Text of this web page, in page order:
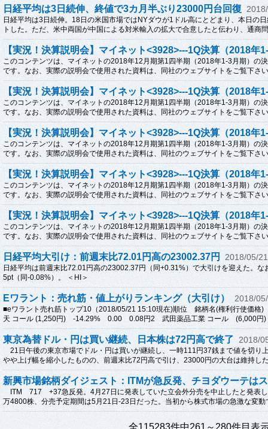
日経平均は3日続伸、終値で3カ月半ぶり23000円台回復
日経平均は3日続伸。18日の米国市場ではNYダウが1ドル高にとどまり、本日の
トした。ただ、米中両国が中国による対米輸入の拡大で合意したと伝わり、通商
【実況！決算説明会】マイネット<3928>---1Q決算（2018年
このコンテンツは、マイネットの2018年12月期第1四半期（2018年1-3月期）の
です。なお、実際の説明会で使用された資料は、同社のウェブサイトをご覧下さ
【実況！決算説明会】マイネット<3928>---1Q決算（2018年
このコンテンツは、マイネットの2018年12月期第1四半期（2018年1-3月期）の
です。なお、実際の説明会で使用された資料は、同社のウェブサイトをご覧下さ
【実況！決算説明会】マイネット<3928>---1Q決算（2018年
このコンテンツは、マイネットの2018年12月期第1四半期（2018年1-3月期）の
です。なお、実際の説明会で使用された資料は、同社のウェブサイトをご覧下さ
【実況！決算説明会】マイネット<3928>---1Q決算（2018年
このコンテンツは、マイネットの2018年12月期第1四半期（2018年1-3月期）の
です。なお、実際の説明会で使用された資料は、同社のウェブサイトをご覧下さ
【実況！決算説明会】マイネット<3928>---1Q決算（2018年
このコンテンツは、マイネットの2018年12月期第1四半期（2018年1-3月期）の
です。なお、実際の説明会で使用された資料は、同社のウェブサイトをご覧下さ
日経平均大引け：前週末比72.01円高の23002.37円 2018/05/21
日経平均は前週末比72.01円高の23002.37円（同+0.31%）で大引けを迎えた。
5pt（同-0.08%）。 ＜HI＞
Eワラント：売れ筋・値上がりランキング（大引け） 2018/
■eワラント売れ筋トップ10（2018/05/21 15:10現在)順位 銘柄名(権利行使
天 コール (1,250円) -14.29% 0.00 0.08円2 武田薬品工業 コール (6,000
東京為替ドル・円は買い継続、日本株は72円高で終了 2018/
21日午後の東京市場でドル・円は買いが継続し、一時111円37銭まで値を切り
やや上げ幅を縮小したものの、前週末比72円高で引け、23000円の大台は維持し
新興市場銘柄ダイジェスト：ITMが急反発、チヨダウーテは
ITM 717 +37急反発。4月27日に発表していた立会外分売を中止したと発表し
万4800株、分売予定期間は5月21日-23日だった。当初から株式市場の急激な変動
全115283件中261～280件目表